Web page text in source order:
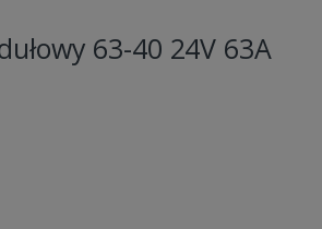
63-40 24V 63A